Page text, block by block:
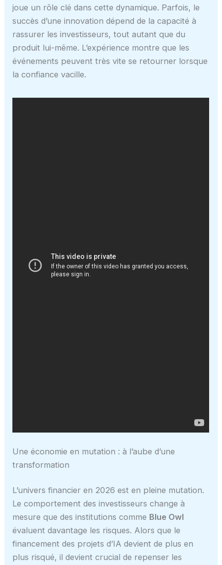
joue un rôle clé dans cette dynamique. Parfois, le
succès d’une innovation dépend de la capacité à
rassurer les investisseurs, tout autant que du
produit lui-même. L’expérience montre que les
événements peuvent très vite se retourner lorsque
la confiance vacille.
Une économie en mutation : à l’aube d’une
transformation
L’univers financier en 2026 est en pleine mutation.
Le comportement des investisseurs change à
mesure que des institutions comme Blue Owl
évaluent davantage les risques. Alors que le
financement des projets d’IA devient de plus en
plus risqué, il devient crucial de repenser les